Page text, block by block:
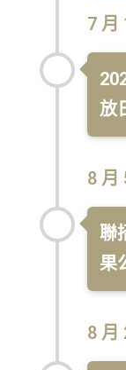
7 月
放
8 月
聯
果
8 月